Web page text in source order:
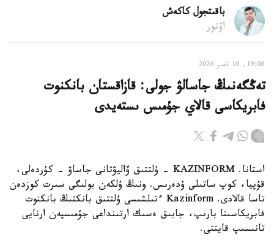
باقىتجول كاكەش
اۆتور
19:06, 10 تامىز 2026
تەڭگەنىڭ جاسالۋ جولى: قازاقستان بانكنوت
فابريكاسى قالاي جۇمىس ىستەيدى
استانا. KAZINFORM - ۇلتتىق ۆاليۋتانى جاساۋ - كۇردەلى،
قۇپيا، كوپ ساتىلى ۇدەرىس. ونىڭ ۇلكەن بولىگى سىرت كوزدەن
تاسا قالادى. Kazinform ءتىلشىسى ۇلتتىق بانكتىڭ بانكنوت
فابريكاسىنا بارىپ، جابىق ەسىك ارتىنداعى جۇمىسپەن ارنايى
تانىسىپ قايتتى.